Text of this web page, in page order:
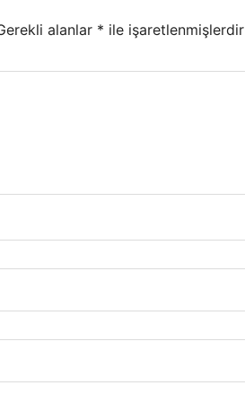
alanlar * ile işaretlenmişlerdir